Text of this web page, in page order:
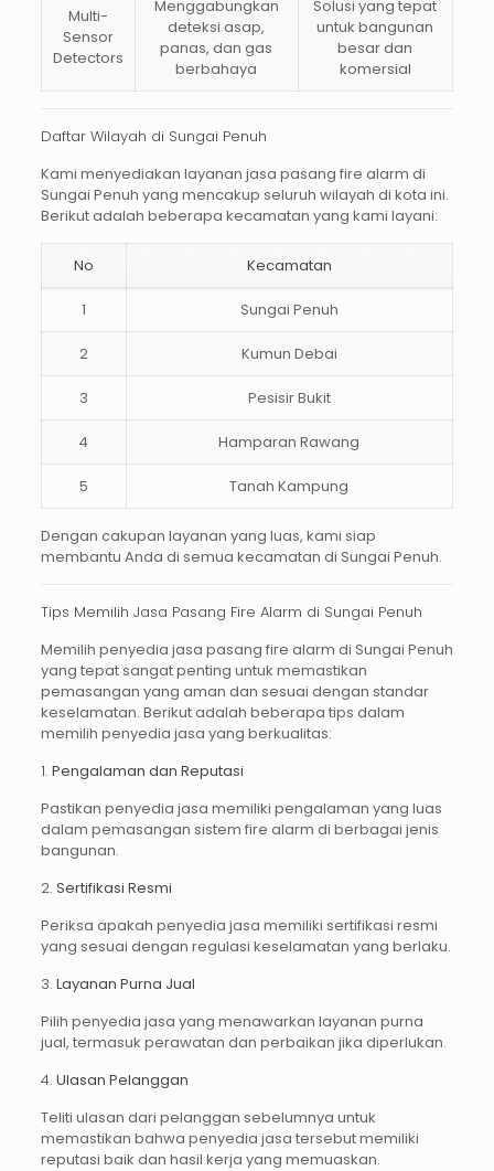
Multi-
Sensor
Detectors
Menggabungkan
deteksi asap,
panas, dan gas
berbahaya
Solusi yang tepat
untuk bangunan
besar dan
komersial
Daftar Wilayah di Sungai Penuh
Kami menyediakan layanan jasa pasang fire alarm di
Sungai Penuh yang mencakup seluruh wilayah di kota ini.
Berikut adalah beberapa kecamatan yang kami layani:
No Kecamatan
1 Sungai Penuh
2 Kumun Debai
3 Pesisir Bukit
4 Hamparan Rawang
5 Tanah Kampung
Dengan cakupan layanan yang luas, kami siap
membantu Anda di semua kecamatan di Sungai Penuh.
Tips Memilih Jasa Pasang Fire Alarm di Sungai Penuh
Memilih penyedia jasa pasang fire alarm di Sungai Penuh
yang tepat sangat penting untuk memastikan
pemasangan yang aman dan sesuai dengan standar
keselamatan. Berikut adalah beberapa tips dalam
memilih penyedia jasa yang berkualitas:
1. Pengalaman dan Reputasi
Pastikan penyedia jasa memiliki pengalaman yang luas
dalam pemasangan sistem fire alarm di berbagai jenis
bangunan.
2. Sertifikasi Resmi
Periksa apakah penyedia jasa memiliki sertifikasi resmi
yang sesuai dengan regulasi keselamatan yang berlaku.
3. Layanan Purna Jual
Pilih penyedia jasa yang menawarkan layanan purna
jual, termasuk perawatan dan perbaikan jika diperlukan.
4. Ulasan Pelanggan
Teliti ulasan dari pelanggan sebelumnya untuk
memastikan bahwa penyedia jasa tersebut memiliki
reputasi baik dan hasil kerja yang memuaskan.